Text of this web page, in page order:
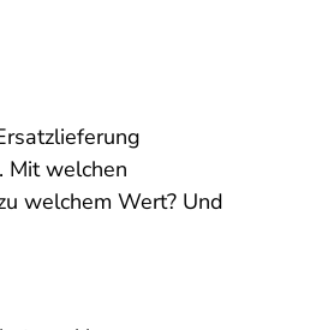
Mit welchen
welchem Wert? Und